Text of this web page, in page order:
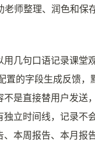
师整理、润色和保
用几句口语记录课堂
置的字段生成反馈
不是直接替用户发送
独立时间线，记录不
本周报告、本月报